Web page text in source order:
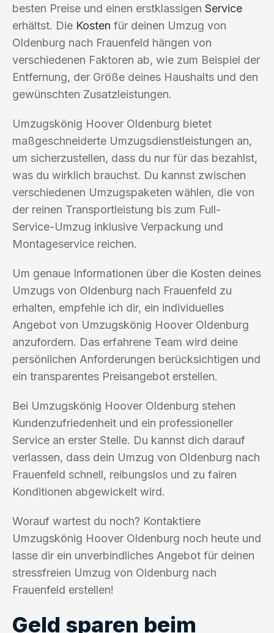
besten Preise und einen erstklassigen Service
erhältst. Die Kosten für deinen Umzug von
Oldenburg nach Frauenfeld hängen von
verschiedenen Faktoren ab, wie zum Beispiel der
Entfernung, der Größe deines Haushalts und den
gewünschten Zusatzleistungen.
Umzugskönig Hoover Oldenburg bietet
maßgeschneiderte Umzugsdienstleistungen an,
um sicherzustellen, dass du nur für das bezahlst,
was du wirklich brauchst. Du kannst zwischen
verschiedenen Umzugspaketen wählen, die von
der reinen Transportleistung bis zum Full-
Service-Umzug inklusive Verpackung und
Montageservice reichen.
Um genaue Informationen über die Kosten deines
Umzugs von Oldenburg nach Frauenfeld zu
erhalten, empfehle ich dir, ein individuelles
Angebot von Umzugskönig Hoover Oldenburg
anzufordern. Das erfahrene Team wird deine
persönlichen Anforderungen berücksichtigen und
ein transparentes Preisangebot erstellen.
Bei Umzugskönig Hoover Oldenburg stehen
Kundenzufriedenheit und ein professioneller
Service an erster Stelle. Du kannst dich darauf
verlassen, dass dein Umzug von Oldenburg nach
Frauenfeld schnell, reibungslos und zu fairen
Konditionen abgewickelt wird.
Worauf wartest du noch? Kontaktiere
Umzugskönig Hoover Oldenburg noch heute und
lasse dir ein unverbindliches Angebot für deinen
stressfreien Umzug von Oldenburg nach
Frauenfeld erstellen!
Geld sparen beim